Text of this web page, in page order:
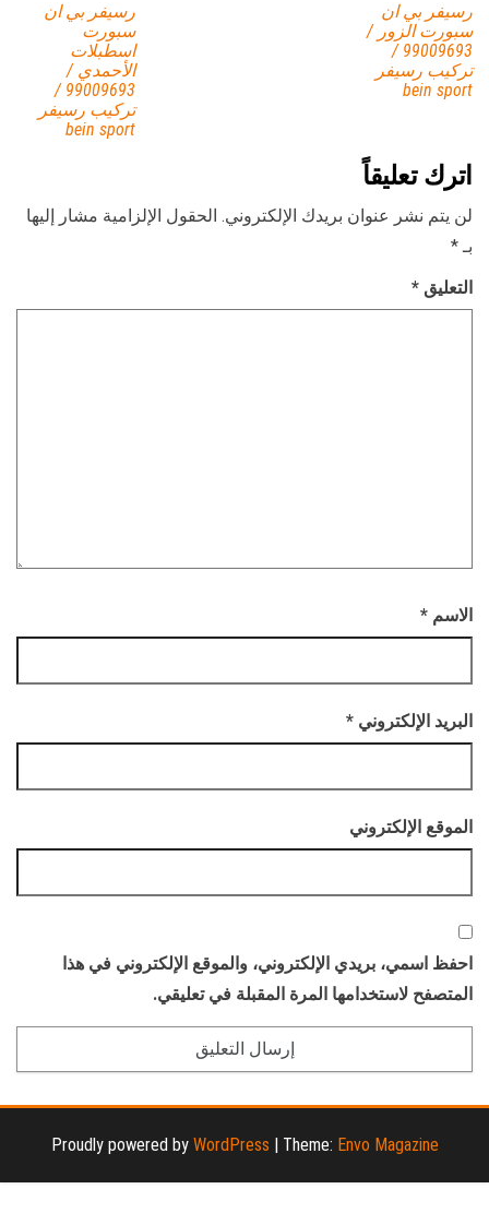
رسيفر بي ان
سبورت
اسطبلات
الأحمدي /
99009693 /
تركيب رسيفر
bein sport
رسيفر بي ان
سبورت الزور /
99009693 /
تركيب رسيفر
bein sport
اترك تعليقاً
لن يتم نشر عنوان بريدك الإلكتروني. الحقول الإلزامية مشار إليها
بـ*
التعليق *
الاسم *
البريد الإلكتروني *
الموقع الإلكتروني
احفظ اسمي، بريدي الإلكتروني، والموقع الإلكتروني في هذا
المتصفح لاستخدامها المرة المقبلة في تعليقي.
Proudly powered by WordPress | Theme: Envo Magazine